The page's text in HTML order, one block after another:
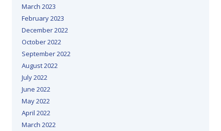
March 2023
February 2023
December 2022
October 2022
September 2022
August 2022
July 2022
June 2022
May 2022
April 2022
March 2022